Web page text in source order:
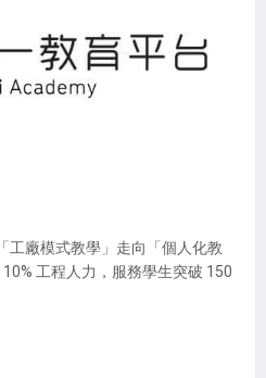
工廠模式教學」走向「個人化教
工程人力，服務學生突破 150